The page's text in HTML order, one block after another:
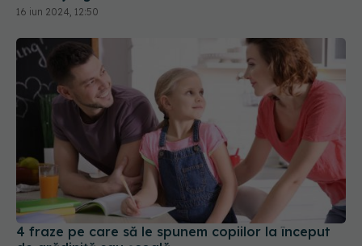
4 fraze pe care să le spunem copiilor la început
de grădiniță sau școală
08 sep 2025, 12:22